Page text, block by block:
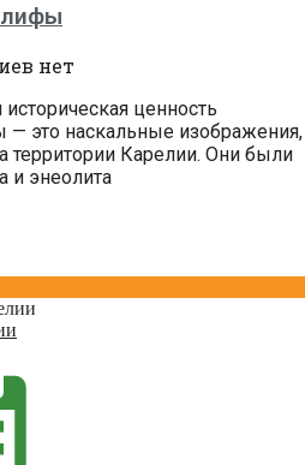
нет
ценность
это наскальные изображения,
Карелии. Они были
и энеолита